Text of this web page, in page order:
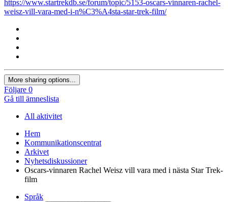
https://www.startrekdb.se/forum/topic/5153-oscars-vinnaren-rachel-
weisz-vill-vara-med-i-n%C3%A4sta-star-trek-film/
More sharing options...
Följare 0
Gå till ämneslista
All aktivitet
Hem
Kommunikationscentrat
Arkivet
Nyhetsdiskussioner
Oscars-vinnaren Rachel Weisz vill vara med i nästa Star Trek-
film
Språk